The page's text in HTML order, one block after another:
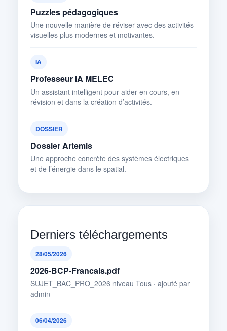
Puzzles pédagogiques
Une nouvelle manière de réviser avec des activités
visuelles plus modernes et motivantes.
IA
Professeur IA MELEC
Un assistant intelligent pour aider en cours, en
révision et dans la création d’activités.
DOSSIER
Dossier Artemis
Une approche concrète des systèmes électriques
et de l’énergie dans le spatial.
Derniers téléchargements
28/05/2026
2026-BCP-Francais.pdf
SUJET_BAC_PRO_2026 niveau Tous · ajouté par
admin
06/04/2026